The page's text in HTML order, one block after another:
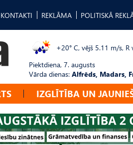
KONTAKTI REKLĀMA POLITISKĀ
+20° C, vējš 5.11 m/s, R
Piektdiena, 7. augusts
Vārda dienas: Alfrēds, Madars,
IZGLĪTĪBA UN